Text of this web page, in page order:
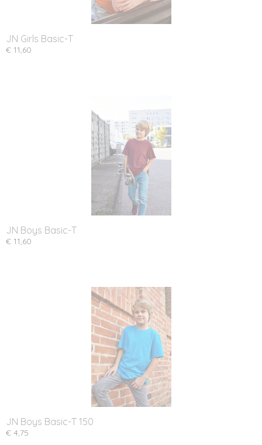
JN Girls Basic-T
€ 11,60
JN Boys Basic-T
€ 11,60
JN Boys Basic-T 150
€ 4,75